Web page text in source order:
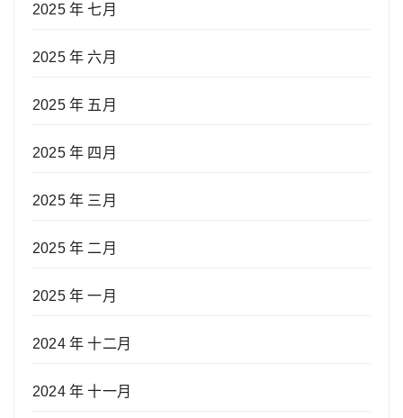
2025 年 七月
2025 年 六月
2025 年 五月
2025 年 四月
2025 年 三月
2025 年 二月
2025 年 一月
2024 年 十二月
2024 年 十一月